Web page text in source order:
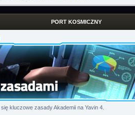
PORT KOSMICZNY
kluczowe zasady Akademii na Yavin 4.